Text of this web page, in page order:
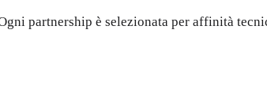
partnership è selezionata per affinità